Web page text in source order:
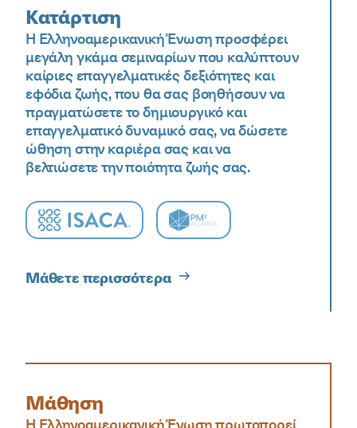
Κατάρτιση
Η Ελληνοαμερικανική Ένωση προσφέρει
μεγάλη γκάμα σεμιναρίων που καλύπτουν
καίριες επαγγελματικές δεξιότητες και
εφόδια ζωής, που θα σας βοηθήσουν να
πραγματώσετε το δημιουργικό και
επαγγελματικό δυναμικό σας, να δώσετε
ώθηση στην καριέρα σας και να
βελτιώσετε την ποιότητα ζωής σας.
ISACA logo
Μάθετε περισσότερα
Μάθηση
Η Ελληνοαμερικανική Ένωση πρωτοπορεί